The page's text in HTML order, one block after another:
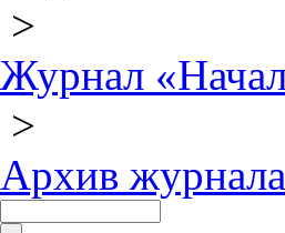
>
Журнал
>
Архив журнала